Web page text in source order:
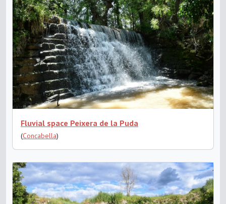
Fluvial space Peixera de la Puda
(Concabella)